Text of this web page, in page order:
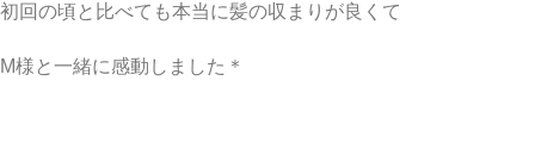
初回の頃と比べても本当に髪の収まりが良くて
M様と一緒に感動しました＊